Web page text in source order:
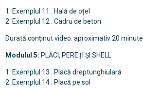
1. Exemplul 11 : Hală de oțel
2. Exemplul 12 : Cadru de beton
Durată conținut video: aproximativ 20 minute
Modulul 5: PLĂCI, PEREȚI ȘI SHELL
1. Exemplul 13 : Placă dreptunghiulară
2. Exemplul 14 : Placă pe sol